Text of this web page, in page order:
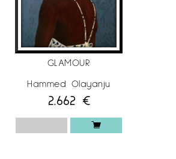
GLAMOUR
Hammed Olayanju
2.662 €